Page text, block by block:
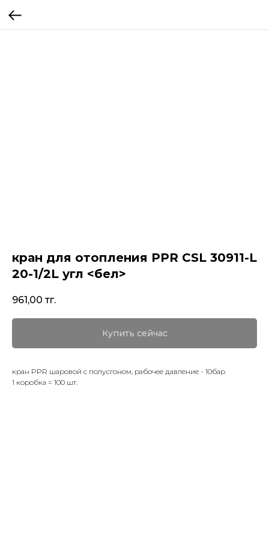
кран для отопления PPR CSL 30911-L
20-1/2L угл <бел>
961,00 тг.
Купить сейчас
кран PPR шаровой с полусгоном, рабочее давление - 10бар
1 коробка = 100 шт.